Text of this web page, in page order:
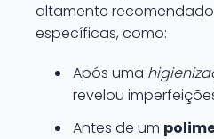
altamente
específicas, como:
Após uma
revelou
Antes de um